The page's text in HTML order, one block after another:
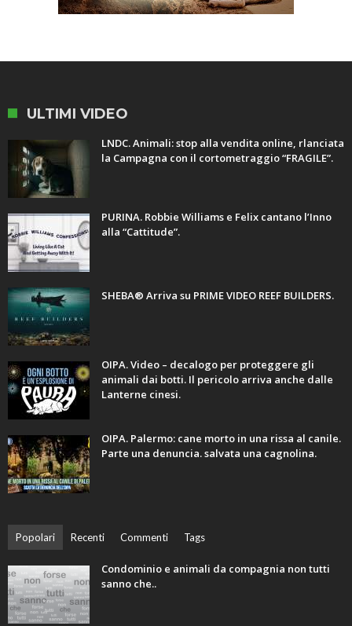
ULTIMI VIDEO
LNDC. Animali: stop alla vendita online, rlanciata
la Campagna con il cortometraggio “FRAGILE”.
PURINA. Robbie Williams e Felix cantano l’Inno
alla “Cattitude”.
SHEBA® Arriva su PRIME VIDEO REEF BUILDERS.
OIPA. Video – decalogo per proteggere gli
animali dai botti. Il pericolo arriva anche dalle
Lanterne cinesi.
OIPA. Palermo: cane morto in una rissa al canile.
Parte una denuncia. salvata una cagnolina.
Popolari Recenti Commenti Tags
Condominio e animali da compagnia non tutti
sanno che..